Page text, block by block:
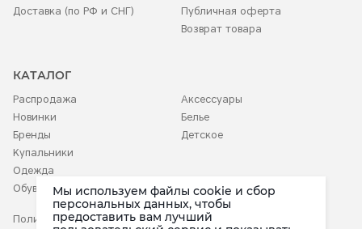
Доставка (по РФ и СНГ)
Публичная оферта
Возврат товара
КАТАЛОГ
Распродажа
Новинки
Бренды
Купальники
Одежда
Обувь
Аксессуары
Белье
Детское
Политика конфиденциальности
Мы используем файлы cookie и сбор
персональных данных, чтобы
предоставить вам лучший